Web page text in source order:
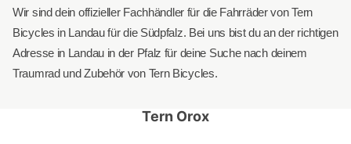
Wir sind dein offizieller Fachhändler für die Fahrräder von Tern
Bicycles in Landau für die Südpfalz. Bei uns bist du an der richtigen
Adresse in Landau in der Pfalz für deine Suche nach deinem
Traumrad und Zubehör von Tern Bicycles.
Tern Orox